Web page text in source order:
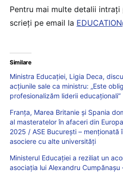
Pentru mai multe detalii intrați
scrieți pe email la
Similare
Ministra Educației, Ligia Deca,
acțiunile sale ca ministru: „Este
profesionalizăm liderii educaționali”
Franța, Marea Britanie și Spania
al masteratelor în afaceri din
2025 / ASE București – menționată
asociere cu alte universități
Ministerul Educației a reziliat un
asociația lui Alexandru Cumpănașu